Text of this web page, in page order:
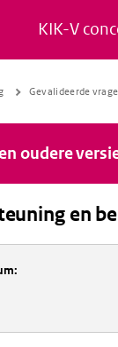
Naar
Naar
KIK-V
Gevalideerde
oudere
en
: